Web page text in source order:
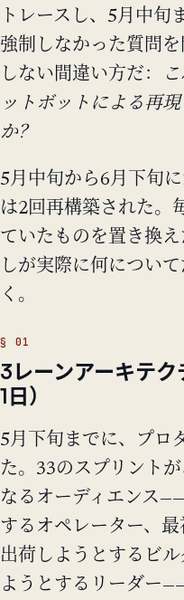
トレースし、5月中旬
強制しなかった質問
しない間違い方だ：
ットボットによる再
か？
5月中旬から6月下旬
は2回再構築された。
ていたものを置き換
しが実際に何につい
く。
3レーンアーキテ
1日）
5月下旬までに、プロ
た。33のスプリント
なるオーディエンス
するオペレーター、
出荷しようとするビ
ようとするリーダー